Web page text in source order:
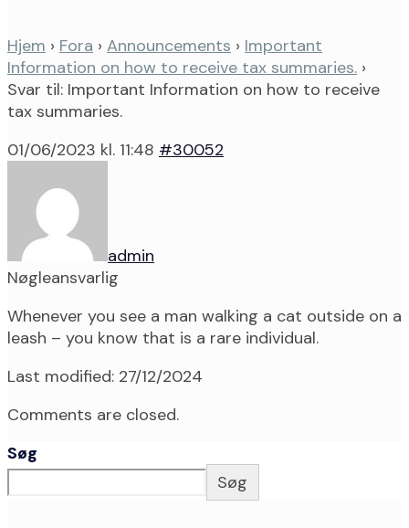
Hjem › Fora › Announcements › Important
Information on how to receive tax summaries. ›
Svar til: Important Information on how to receive
tax summaries.
01/06/2023 kl. 11:48 #30052
admin
Nøgleansvarlig
Whenever you see a man walking a cat outside on a
leash – you know that is a rare individual.
Last modified: 27/12/2024
Comments are closed.
Søg
Søg